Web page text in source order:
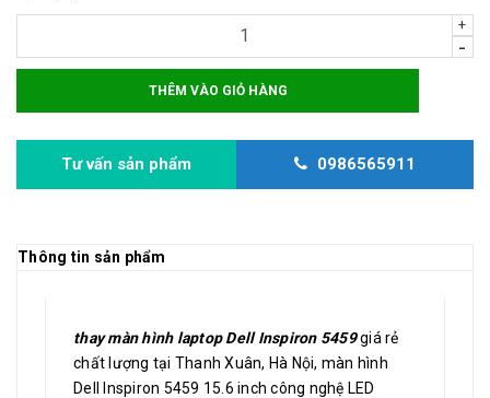
+
-
THÊM VÀO GIỎ HÀNG
Tư vấn sản phẩm 0986565911
Thông tin sản phẩm
thay màn hình laptop Dell Inspiron 5459giá rẻ
chất lượng tại Thanh Xuân, Hà Nội, màn hình
Dell Inspiron 5459 15.6 inch công nghệ LED